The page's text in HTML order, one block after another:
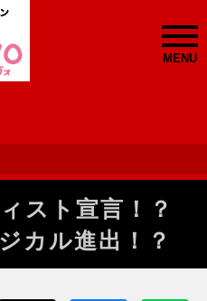
MENU
スト宣言！？
カル進出！？